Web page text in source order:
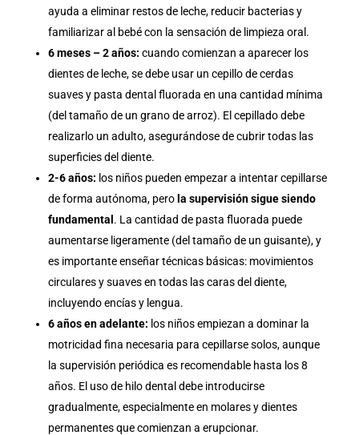
ayuda a eliminar restos de leche, reducir bacterias y
familiarizar al bebé con la sensación de limpieza oral.
6 meses – 2 años: cuando comienzan a aparecer los
dientes de leche, se debe usar un cepillo de cerdas
suaves y pasta dental fluorada en una cantidad mínima
(del tamaño de un grano de arroz). El cepillado debe
realizarlo un adulto, asegurándose de cubrir todas las
superficies del diente.
2-6 años: los niños pueden empezar a intentar cepillarse
de forma autónoma, pero la supervisión sigue siendo
fundamental . La cantidad de pasta fluorada puede
aumentarse ligeramente (del tamaño de un guisante), y
es importante enseñar técnicas básicas: movimientos
circulares y suaves en todas las caras del diente,
incluyendo encías y lengua.
6 años en adelante: los niños empiezan a dominar la
motricidad fina necesaria para cepillarse solos, aunque
la supervisión periódica es recomendable hasta los 8
años. El uso de hilo dental debe introducirse
gradualmente, especialmente en molares y dientes
permanentes que comienzan a erupcionar.